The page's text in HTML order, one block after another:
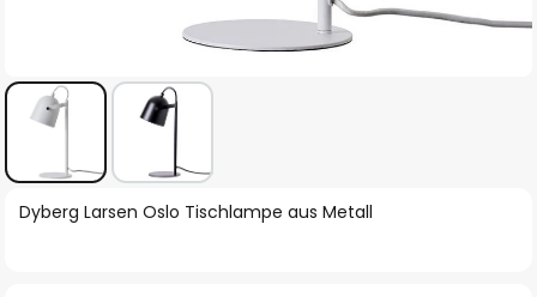
Zum
Anfang
Dyberg Larsen Oslo Tischlampe aus Metall